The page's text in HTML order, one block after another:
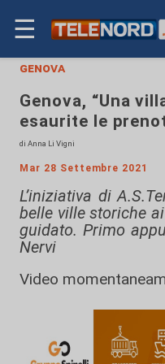
☰
genova
Genova, “Una
esaurite le
di Anna Li Vigni
Mar 28 Settembre 2021
L’iniziativa di
belle ville storiche
guidato. Primo
Nervi
Video